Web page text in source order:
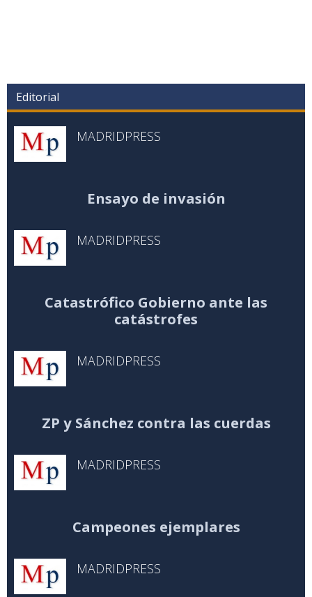
Editorial
MADRIDPRESS
Ensayo de invasión
MADRIDPRESS
Catastrófico Gobierno ante las
catástrofes
MADRIDPRESS
ZP y Sánchez contra las cuerdas
MADRIDPRESS
Campeones ejemplares
MADRIDPRESS